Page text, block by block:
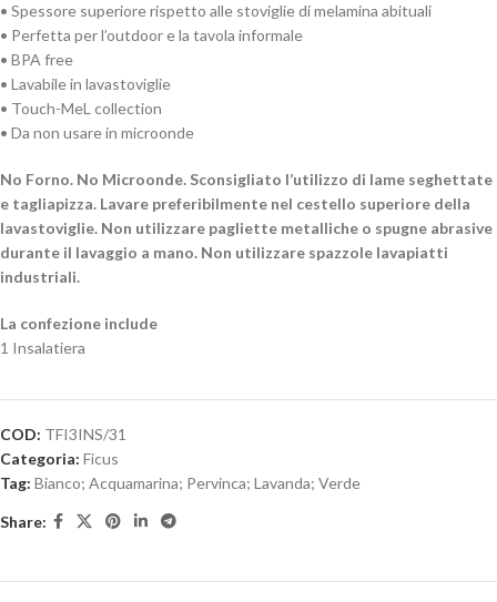
• Spessore superiore rispetto alle stoviglie di melamina abituali
• Perfetta per l’outdoor e la tavola informale
• BPA free
• Lavabile in lavastoviglie
• Touch-MeL collection
• Da non usare in microonde
No Forno. No Microonde. Sconsigliato l’utilizzo di lame seghettate
e tagliapizza. Lavare preferibilmente nel cestello superiore della
lavastoviglie. Non utilizzare pagliette metalliche o spugne abrasive
durante il lavaggio a mano. Non utilizzare spazzole lavapiatti
industriali.
La confezione include
1 Insalatiera
COD: TFI3INS/31
Categoria: Ficus
Tag: Bianco; Acquamarina; Pervinca; Lavanda; Verde
Share: